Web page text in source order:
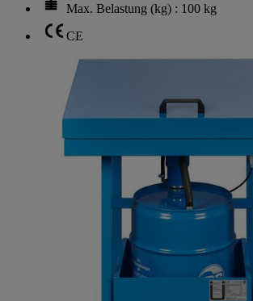
Max. Belastung (kg) : 100 kg
CE